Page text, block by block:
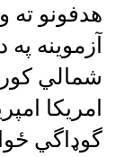
هدفونو ته
آزموینه
شمالي
امریکا
گوډاگي